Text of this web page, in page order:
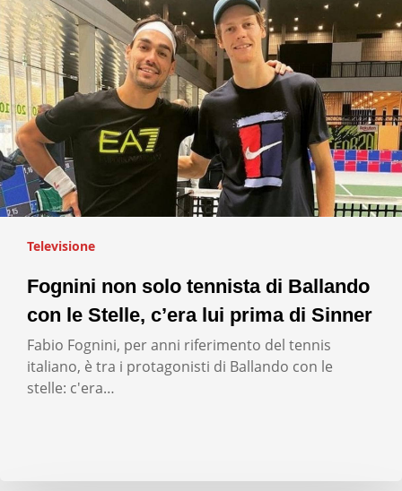
Televisione
Fognini non solo tennista di Ballando
con le Stelle, c’era lui prima di Sinner
Fabio Fognini, per anni riferimento del tennis
italiano, è tra i protagonisti di Ballando con le
stelle: c'era…